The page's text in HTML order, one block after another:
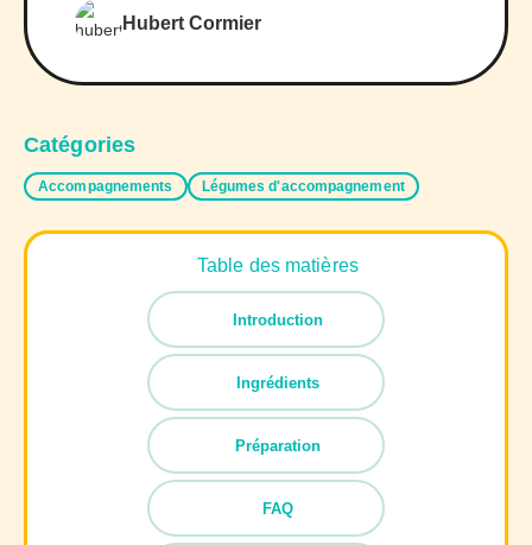
Hubert Cormier
Catégories
Accompagnements Légumes d'accompagnement
Table des matières
Introduction
Ingrédients
Préparation
FAQ